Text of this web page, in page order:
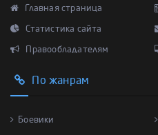
Главная страница
Статистика сайта
Правообладателям
По жанрам
Боевики